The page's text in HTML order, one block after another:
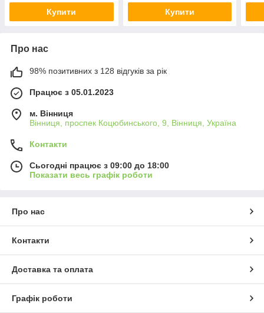
Купити Купити
Про нас
98% позитивних з 128 відгуків за рік
Працює з 05.01.2023
м. Вінниця
Вінниця, проспек Коцюбинського, 9, Вінниця, Україна
Контакти
Сьогодні працює з 09:00 до 18:00
Показати весь графік роботи
Про нас
Контакти
Доставка та оплата
Графік роботи